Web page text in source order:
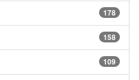
178
158
109